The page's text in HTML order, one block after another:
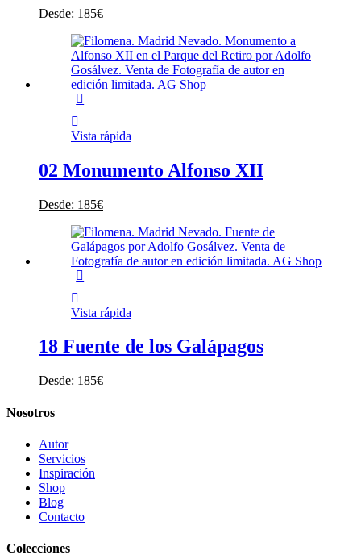
Desde: 185€
Vista rápida
02 Monumento Alfonso XII
Desde: 185€
Vista rápida
18 Fuente de los Galápagos
Desde: 185€
Nosotros
Autor
Servicios
Inspiración
Shop
Blog
Contacto
Colecciones